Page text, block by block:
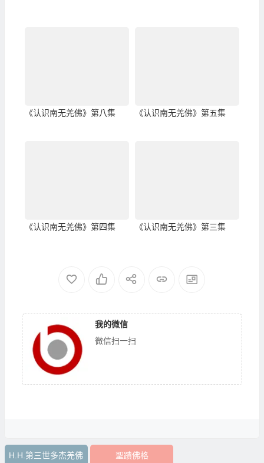
《认识南无羌佛》第八集 《认识南无羌佛》第五集
《认识南无羌佛》第四集 《认识南无羌佛》第三集
我的微信
微信扫一扫
H.H.第三世多杰羌佛 聖蹟佛格